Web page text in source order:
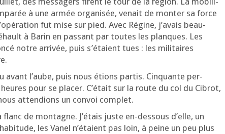
à une armée orga­ni­sée, venait de mon­ter sa force
fut mise sur pied. Avec Régine, j’a­vais beau­
à Barin en pas­sant par toutes les planques. Les
notre arri­vée, puis s’é­taient tues : les mili­taires
avant l’aube, puis nous étions par­tis. Cin­quante per­
pour se pla­cer. C’é­tait sur la route du col du Cibrot,
atten­dions un convoi complet.
de mon­tagne. J’é­tais juste en-des­sous d’elle, un
les Vanel n’é­taient pas loin, à peine un peu plus